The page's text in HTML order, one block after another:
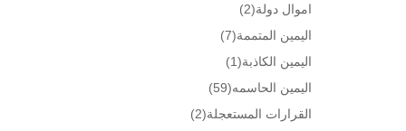
اموال دولة(2)
اليمين المتممة(7)
اليمين الكاذبة(1)
اليمين الحاسمه(59)
القرارات المستعجلة(2)